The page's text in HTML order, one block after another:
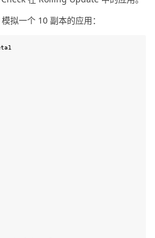
拟一个 10 副本的应用：